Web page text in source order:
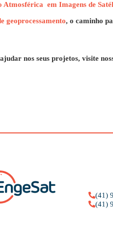
Atmosférica em Imagens de
geoprocessamento, o caminho
nos seus projetos, visite
(41)
(41)